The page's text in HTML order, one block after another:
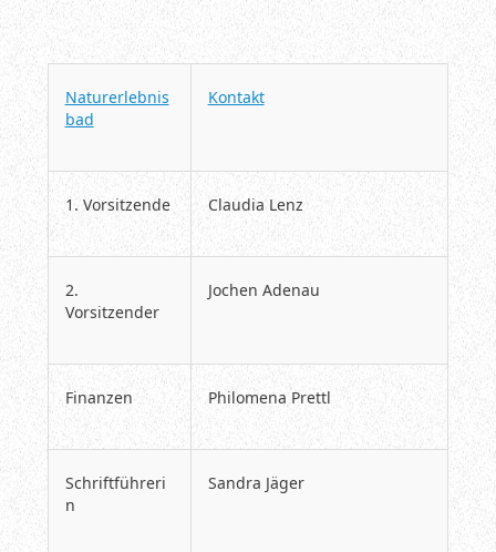
Naturerlebnis
bad
Kontakt
1. Vorsitzende Claudia Lenz
2.
Vorsitzender
Jochen Adenau
Finanzen Philomena Prettl
Schriftführeri
n
Sandra Jäger